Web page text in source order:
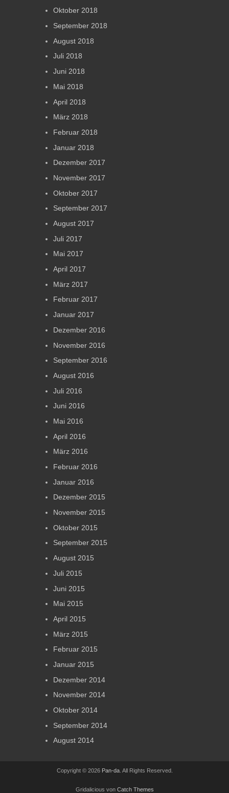
Oktober 2018
September 2018
August 2018
Juli 2018
Juni 2018
Mai 2018
April 2018
März 2018
Februar 2018
Januar 2018
Dezember 2017
November 2017
Oktober 2017
September 2017
August 2017
Juli 2017
Mai 2017
April 2017
März 2017
Februar 2017
Januar 2017
Dezember 2016
November 2016
September 2016
August 2016
Juli 2016
Juni 2016
Mai 2016
April 2016
März 2016
Februar 2016
Januar 2016
Dezember 2015
November 2015
Oktober 2015
September 2015
August 2015
Juli 2015
Juni 2015
Mai 2015
April 2015
März 2015
Februar 2015
Januar 2015
Dezember 2014
November 2014
Oktober 2014
September 2014
August 2014
Copyright © 2026 Pan-da. All Rights Reserved.
Gridalicious von Catch Themes